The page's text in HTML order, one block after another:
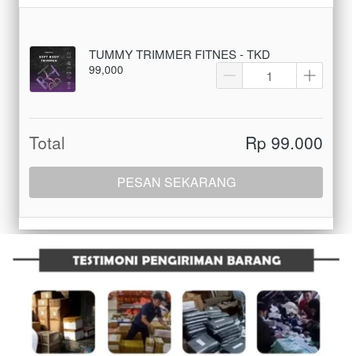
TUMMY TRIMMER FITNES - TKD
99,000
Total Rp 99.000
`PESAN SEKARANG